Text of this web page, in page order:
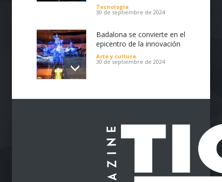
Tecnología
30 de septiembre de 2024
Badalona se convierte en el
epicentro de la innovación
Arte y cultura
30 de septiembre de 2024
Impulsa tu Negocio con
llega al Cesar
Emprendimiento
28 de septiembre de 2024
Protegiendo nuestra visión
en la era digital